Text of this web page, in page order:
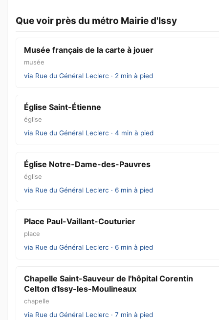
Que voir près du métro Mairie d'Issy
Musée français de la carte à jouer
musée
via Rue du Général Leclerc · 2 min à pied
Église Saint-Étienne
église
via Rue du Général Leclerc · 4 min à pied
Église Notre-Dame-des-Pauvres
église
via Rue du Général Leclerc · 6 min à pied
Place Paul-Vaillant-Couturier
place
via Rue du Général Leclerc · 6 min à pied
Chapelle Saint-Sauveur de l'hôpital Corentin
Celton d'Issy-les-Moulineaux
chapelle
via Rue du Général Leclerc · 7 min à pied